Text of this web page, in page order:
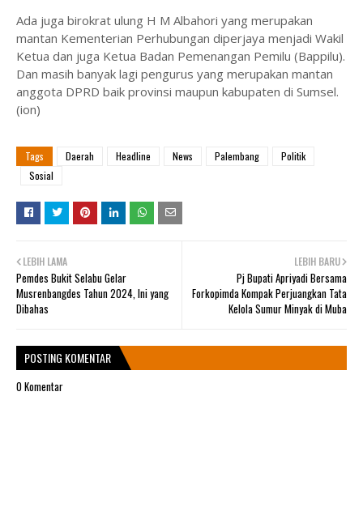
Ada juga birokrat ulung H M Albahori yang merupakan
mantan Kementerian Perhubungan diperjaya menjadi Wakil
Ketua dan juga Ketua Badan Pemenangan Pemilu (Bappilu).
Dan masih banyak lagi pengurus yang merupakan mantan
anggota DPRD baik provinsi maupun kabupaten di Sumsel.
(ion)
Tags Daerah Headline News Palembang
Politik
Sosial
LEBIH BARU
Pj Bupati Apriyadi Bersama
Forkopimda Kompak Perjuangkan Tata
Kelola Sumur Minyak di Muba
LEBIH LAMA
Pemdes Bukit Selabu Gelar
Musrenbangdes Tahun 2024, Ini yang
Dibahas
POSTING KOMENTAR
0 Komentar